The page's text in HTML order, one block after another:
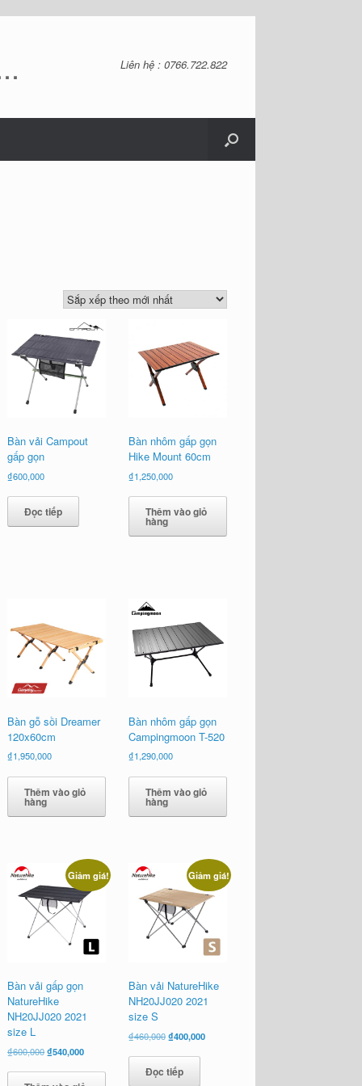
Liên hệ : 0766.722.822
Bàn vải Campout
gấp gọn
₫600,000
Đọc tiếp
Bàn nhôm gấp gọn
Hike Mount 60cm
₫1,250,000
Thêm vào giỏ
hàng
Bàn gỗ sồi Dreamer
120x60cm
₫1,950,000
Thêm vào giỏ
hàng
Bàn nhôm gấp gọn
Campingmoon T-520
₫1,290,000
Thêm vào giỏ
hàng
Giảm giá!
Bàn vải gấp gọn
NatureHike
NH20JJ020 2021
size L
₫600,000Giá
là:
₫540,000Giá
tại
Giảm giá!
Bàn vải NatureHike
NH20JJ020 2021
size S
₫460,000 Giá
là:
₫460,000.
₫400,000Giá
Đọc tiếp